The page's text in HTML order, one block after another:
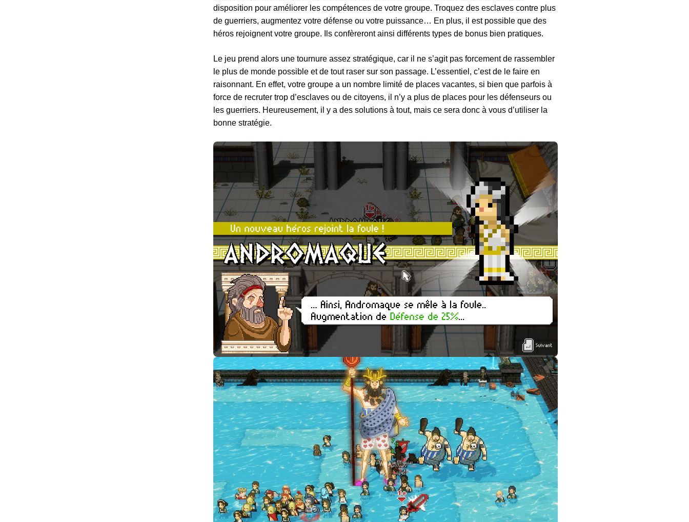
disposition pour améliorer les compétences de votre groupe. Troquez des esclaves contre plus
de guerriers, augmentez votre défense ou votre puissance… En plus, il est possible que des
héros rejoignent votre groupe. Ils confèreront ainsi différents types de bonus bien pratiques.
Le jeu prend alors une tournure assez stratégique, car il ne s’agit pas forcement de rassembler
le plus de monde possible et de tout raser sur son passage. L’essentiel, c’est de le faire en
raisonnant. En effet, votre groupe a un nombre limité de places vacantes, si bien que parfois à
force de recruter trop d’esclaves ou de citoyens, il n’y a plus de places pour les défenseurs ou
les guerriers. Heureusement, il y a des solutions à tout, mais ce sera donc à vous d’utiliser la
bonne stratégie.